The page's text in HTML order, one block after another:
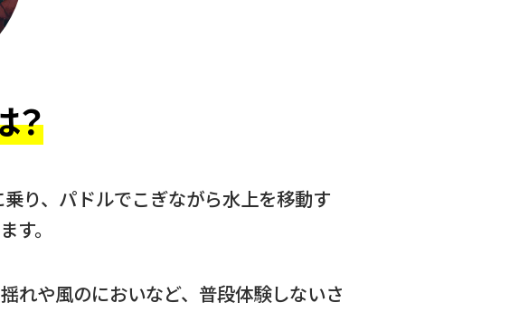
？
り、パドルでこぎながら水上を移動す
す。
れや風のにおいなど、普段体験しないさ